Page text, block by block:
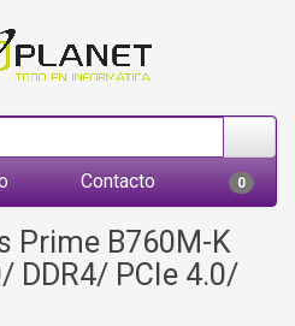
Contacto 0
Prime B760M-K
DDR4/ PCIe 4.0/